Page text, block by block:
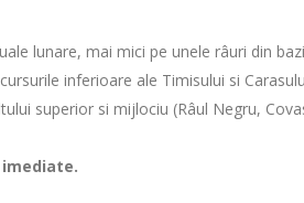
lunare, mai mici pe unele râuri din
inferioare ale Timisului si
superior si mijlociu (Râul Negru,
imediate.